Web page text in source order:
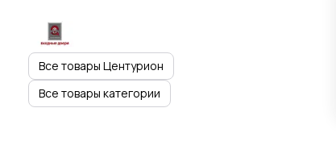
Все товары Центурион
Все товары категории